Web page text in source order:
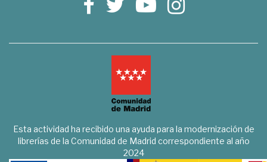
Esta actividad ha recibido una ayuda para la modernización de
librerías de la Comunidad de Madrid correspondiente al año
2024